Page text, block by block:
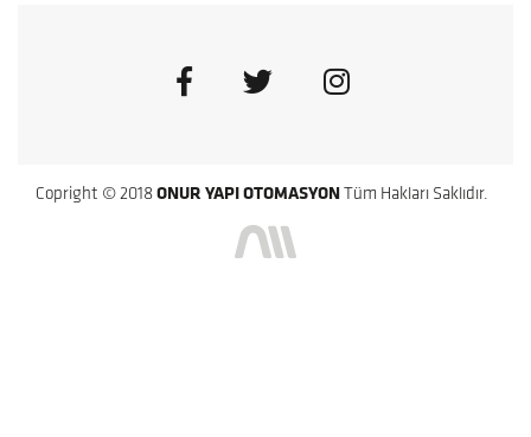
Copright © 2018 ONUR YAPI OTOMASYON Tüm Hakları Saklıdır.